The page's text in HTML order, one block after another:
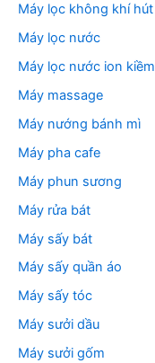
Máy lọc không khí hút
Máy lọc nước
Máy lọc nước ion kiềm
Máy massage
Máy nướng bánh mì
Máy pha cafe
Máy phun sương
Máy rửa bát
Máy sấy bát
Máy sấy quần áo
Máy sấy tóc
Máy sưởi dầu
Máy sưởi gốm